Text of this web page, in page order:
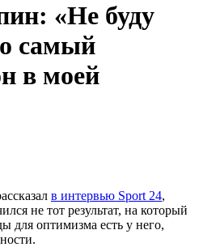
«Не буду
самый
в моей
в интервью Sport 24,
не тот результат, на который
для оптимизма есть у него,